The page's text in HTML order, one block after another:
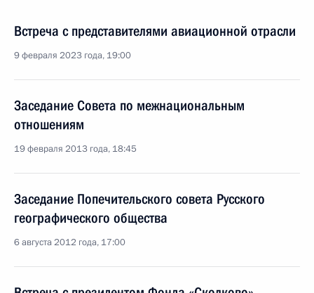
Встреча с представителями авиационной отрасли
9 февраля 2023 года, 19:00
Заседание Совета по межнациональным
отношениям
19 февраля 2013 года, 18:45
Заседание Попечительского совета Русского
географического общества
6 августа 2012 года, 17:00